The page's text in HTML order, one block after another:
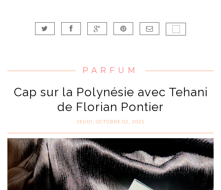
PARFUM
Cap sur la Polynésie avec Tehani
de Florian Pontier
JEUDI, OCTOBRE 02, 2025